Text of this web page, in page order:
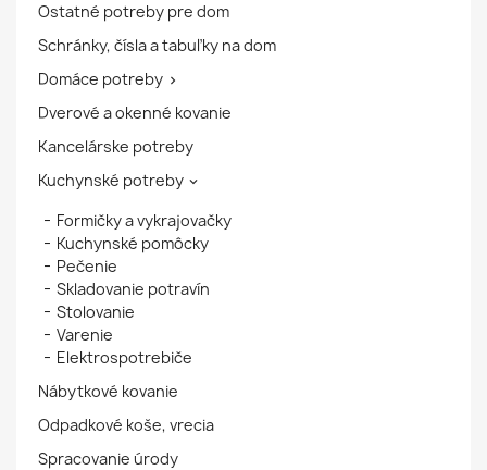
Ostatné potreby pre dom
Schránky, čísla a tabuľky na dom
Domáce potreby 
Dverové a okenné kovanie
Kancelárske potreby
Kuchynské potreby 
Formičky a vykrajovačky
Kuchynské pomôcky
Pečenie
Skladovanie potravín
Stolovanie
Varenie
Elektrospotrebiče
Nábytkové kovanie
Odpadkové koše, vrecia
Spracovanie úrody